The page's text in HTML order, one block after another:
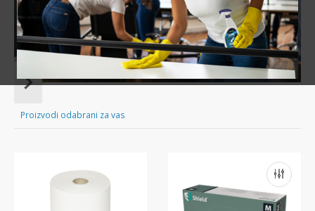
Sve za čišćenje tvog doma nadohvat ruke!
Item
ofProizvodi odabrani za vas